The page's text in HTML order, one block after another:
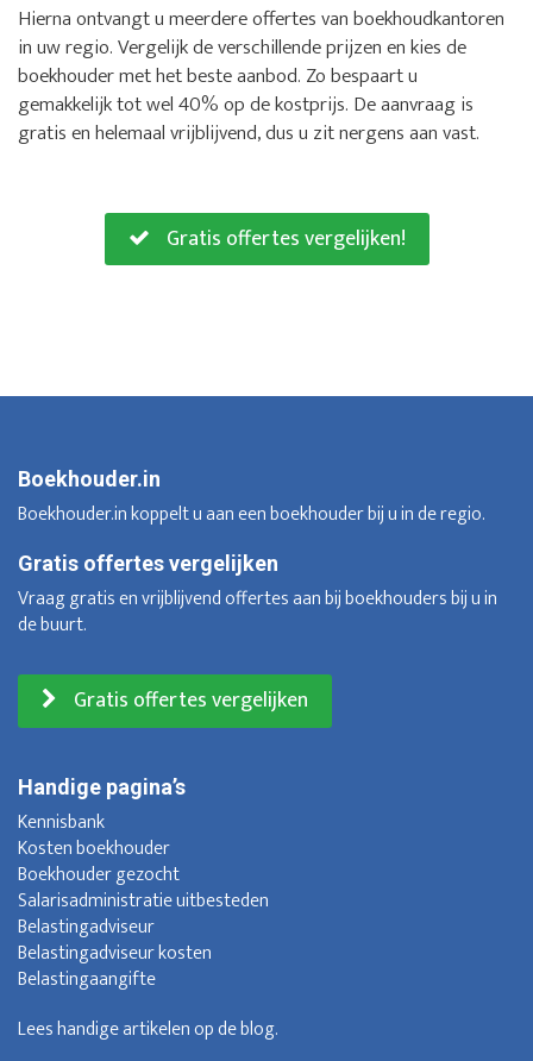
Hierna ontvangt u meerdere offertes van boekhoudkantoren
in uw regio. Vergelijk de verschillende prijzen en kies de
boekhouder met het beste aanbod. Zo bespaart u
gemakkelijk tot wel 40% op de kostprijs. De aanvraag is
gratis en helemaal vrijblijvend, dus u zit nergens aan vast.
Gratis offertes vergelijken!
Boekhouder.in
Boekhouder.in koppelt u aan een boekhouder bij u in de regio.
Gratis offertes vergelijken
Vraag gratis en vrijblijvend offertes aan bij boekhouders bij u in
de buurt.
Gratis offertes vergelijken
Handige pagina’s
Kennisbank
Kosten boekhouder
Boekhouder gezocht
Salarisadministratie uitbesteden
Belastingadviseur
Belastingadviseur kosten
Belastingaangifte
Lees handige artikelen op deblog.